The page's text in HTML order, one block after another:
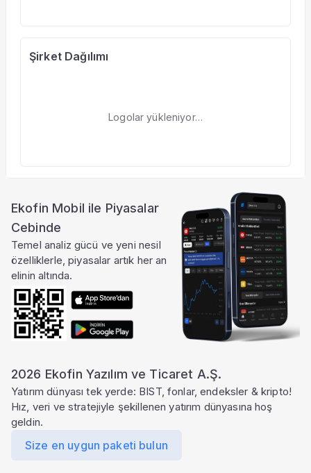
Şirket Dağılımı
Logolar yükleniyor…
Ekofin Mobil ile Piyasalar
Cebinde
Temel analiz gücü ve yeni nesil
özelliklerle, piyasalar artık her an
elinin altında.
2026 Ekofin Yazılım ve Ticaret A.Ş.
Yatırım dünyası tek yerde: BIST, fonlar, endeksler & kripto!
Hız, veri ve stratejiyle şekillenen yatırım dünyasına hoş
geldin.
Size en uygun paketi bulun